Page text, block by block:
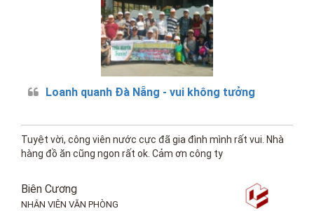
Loanh quanh Đà Nẵng - vui không tưởng
Tuyệt vời, công viên nước cực đã gia đình mình rất vui. Nhà
hàng đồ ăn cũng ngon rất ok. Cảm ơn công ty
Biên Cương
NHÂN VIÊN VĂN PHÒNG